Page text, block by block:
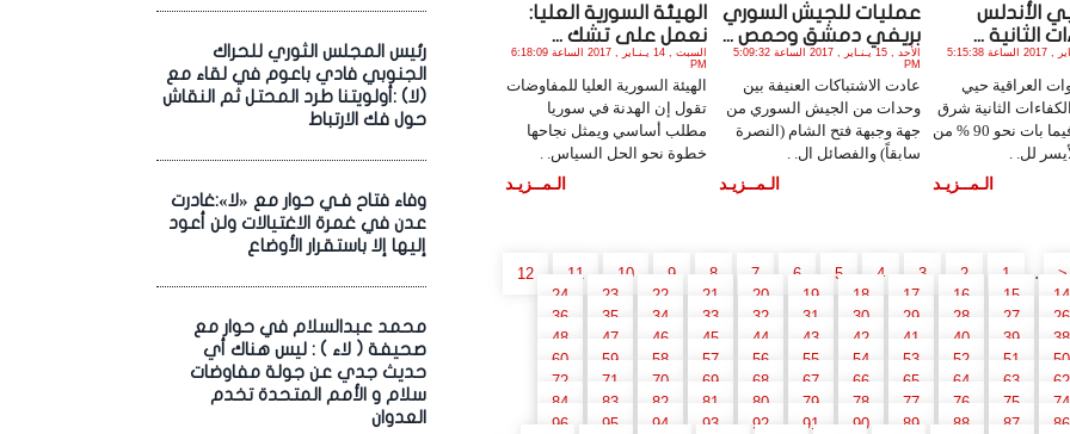
رئيس المجلس الثوري للحراك
الجنوبي فادي باعوم في لقاء مع
(لا) :أولويتنا طرد المحتل ثم النقاش
حول فك الارتباط
وفاء فتاح فـي حوار مع «لا»:غادرت
عدن في غمرة الاغتيالات ولن أعود
إليها إلا باستقرار الأوضاع
محمد عبدالسلام في حوار مع
صحيفة ( لاء ) : ليس هناك أي
حديث جدي عن جولة مفاوضات
سلام و الأمم المتحدة تخدم
العدوان
الأندلس
الثانية ...
الأحد , 15 يـنـاير , 2017 الساعة 5:15:38
العراقية حيي
الثانية شرق
الموصل، فيما بات نحو 90 % من
لل. .
الـمــزيـد
عمليات للجيش السوري
بريفي دمشق وحمص ...
الأحد , 15 يـنـاير , 2017 الساعة 5:09:32
PM
عادت الاشتباكات العنيفة بين
وحدات من الجيش السوري من
جهة وجبهة فتح الشام (النصرة
سابقاً) والفصائل ال. .
الـمــزيـد
الهيئة السورية العليا:
نعمل على تشك ...
السبت , 14 يـنـاير , 2017 الساعة 6:18:09
PM
الهيئة السورية العليا للمفاوضات
تقول إن الهدنة في سوريا
مطلب أساسي ويمثل نجاحها
خطوة نحو الحل السياس. .
الـمــزيـد
<
..
1
2
3
4
5
6
7
8
9
10
11
12
14
15
16
17
18
19
20
21
22
23
24
26
27
28
29
30
31
32
33
34
35
36
38
39
40
41
42
43
44
45
46
47
48
50
51
52
53
54
55
56
57
58
59
60
62
63
64
65
66
67
68
69
70
71
72
74
75
76
77
78
79
80
81
82
83
84
86
87
88
89
90
91
92
93
94
95
96